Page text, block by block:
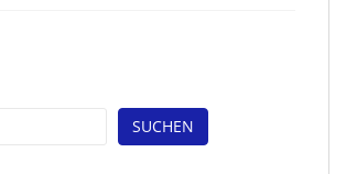
SUCHEN